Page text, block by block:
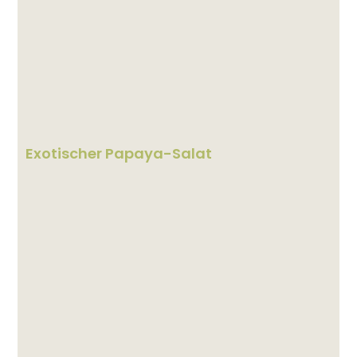
Exotischer Papaya-Salat